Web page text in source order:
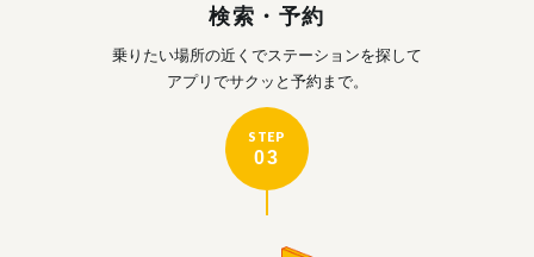
検索・予約
乗りたい場所の近くでステーションを探して
アプリでサクッと予約まで。
STEP
03